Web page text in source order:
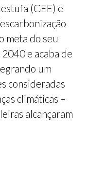
(GEE) e
meta do seu
2040 e acaba de
um
consideradas
climáticas –
alcançaram